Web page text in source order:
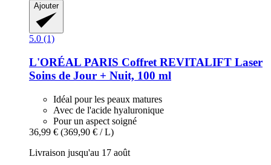
Ajouter
5.0 (1)
L'ORÉAL PARIS Coffret REVITALIFT Laser
Soins de Jour + Nuit, 100 ml
Idéal pour les peaux matures
Avec de l'acide hyaluronique
Pour un aspect soigné
36,99 € (369,90 € / L)
Livraison jusqu'au 17 août